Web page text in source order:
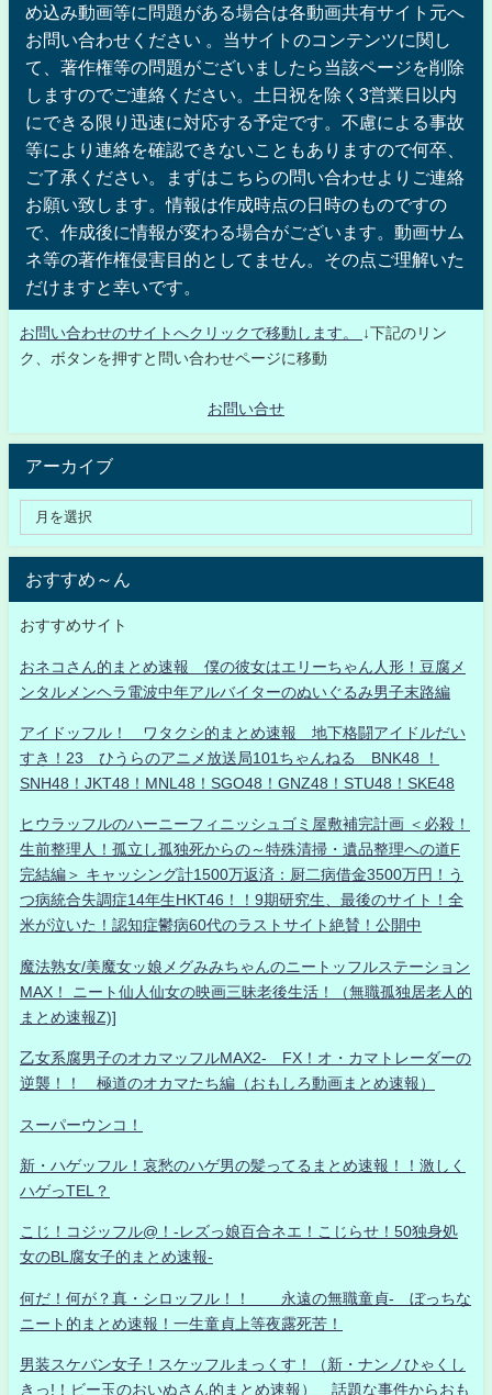
め込み動画等に問題がある場合は各動画共有サイト元へ
お問い合わせください 。当サイトのコンテンツに関し
て、著作権等の問題がございましたら当該ページを削除
しますのでご連絡ください。土日祝を除く3営業日以内
にできる限り迅速に対応する予定です。不慮による事故
等により連絡を確認できないこともありますので何卒、
ご了承ください。まずはこちらの問い合わせよりご連絡
お願い致します。情報は作成時点の日時のものですの
で、作成後に情報が変わる場合がございます。動画サム
ネ等の著作権侵害目的としてません。その点ご理解いた
だけますと幸いです。
お問い合わせのサイトへクリックで移動します。
↓下記のリン
ク、ボタンを押すと問い合わせページに移動
お問い合せ
アーカイブ
おすすめ～ん
おすすめサイト
おネコさん的まとめ速報 僕の彼女はエリーちゃん人形！豆腐メ
ンタルメンヘラ電波中年アルバイターのぬいぐるみ男子末路編
アイドッフル！ ワタクシ的まとめ速報 地下格闘アイドルだい
すき！23 ひうらのアニメ放送局101ちゃんねる BNK48 ！
SNH48！JKT48！MNL48！SGO48！GNZ48！STU48！SKE48
ヒウラッフルのハーニーフィニッシュゴミ屋敷補完計画 ＜必殺！
生前整理人！孤立し孤独死からの～特殊清掃・遺品整理への道F
完結編＞ キャッシング計1500万返済：厨二病借金3500万円！う
つ病統合失調症14年生HKT46！！9期研究生、最後のサイト！全
米が泣いた！認知症鬱病60代のラストサイト絶賛！公開中
魔法熟女/美魔女ッ娘メグみみちゃんのニートッフルステーション
MAX！ ニート仙人仙女の映画三昧老後生活！（無職孤独居老人的
まとめ速報Z)]
乙女系腐男子のオカマッフルMAX2- FX！オ・カマトレーダーの
逆襲！！ 極道のオカマたち編（おもしろ動画まとめ速報）
スーパーウンコ！
新・ハゲッフル！哀愁のハゲ男の髪ってるまとめ速報！！激しく
ハゲっTEL？
こじ！コジッフル@！-レズっ娘百合ネエ！こじらせ！50独身処
女のBL腐女子的まとめ速報-
何だ！何が？真・シロッフル！！ 永遠の無職童貞- ぼっちな
ニート的まとめ速報！一生童貞上等夜露死苦！
男装スケバン女子！スケッフルまっくす！（新・ナンノひゃくし
きっ!！ビー玉のおいぬさん的まとめ速報） 話題な事件からおも